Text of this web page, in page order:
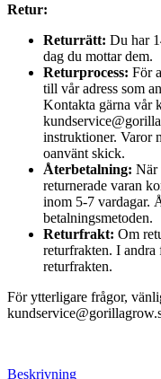
Retur:
Returrätt: Du har
dag du mottar dem.
Returprocess: För
till vår adress som
Kontakta gärna vår
instruktioner. Varor
oanvänt skick.
Återbetalning: När
returnerade varan
inom 5-7 vardagar.
betalningsmetoden.
Returfrakt: Om
returfrakten. I andra
returfrakten.
För ytterligare frågor,
Beskrivning